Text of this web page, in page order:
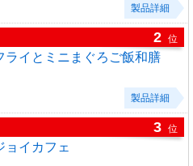
製品詳細
2 位
ライとミニまぐろご飯和膳
製品詳細
3 位
ョイカフェ